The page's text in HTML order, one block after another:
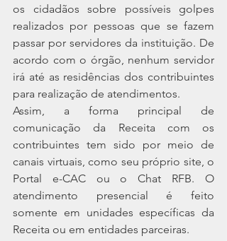
os cidadãos sobre possíveis golpes
realizados por pessoas que se fazem
passar por servidores da instituição. De
acordo com o órgão, nenhum servidor
irá até as residências dos contribuintes
para realização de atendimentos.
Assim, a forma principal de
comunicação da Receita com os
contribuintes tem sido por meio de
canais virtuais, como seu próprio site, o
Portal e-CAC ou o Chat RFB. O
atendimento presencial é feito
somente em unidades específicas da
Receita ou em entidades parceiras.